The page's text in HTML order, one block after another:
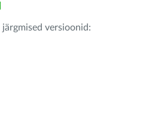
versioonid: